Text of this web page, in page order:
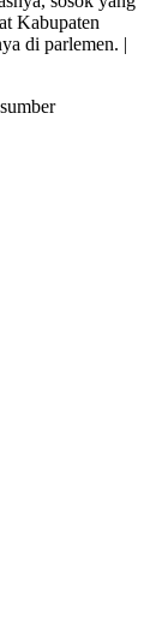
Kabupaten
di parlemen. |